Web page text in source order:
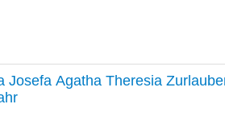
Josefa Agatha Theresia